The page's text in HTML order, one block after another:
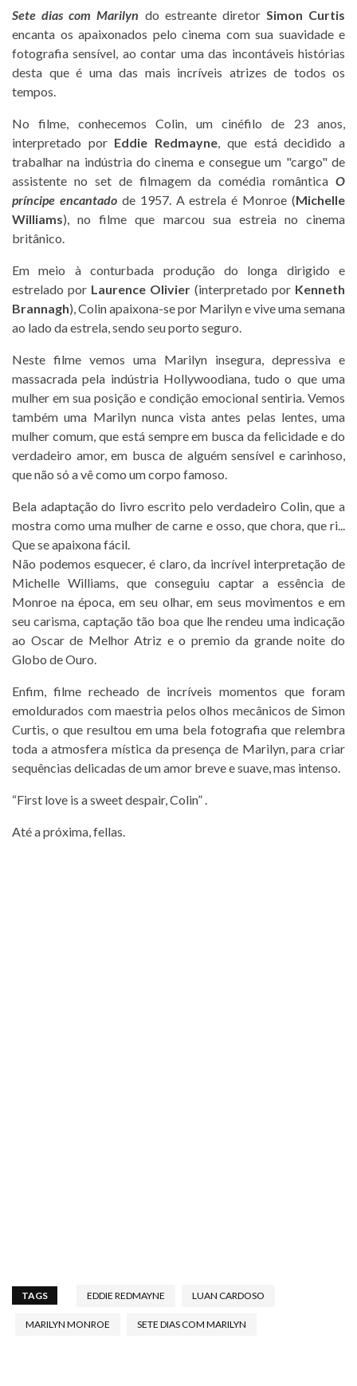
Sete dias com Marilyn do estreante diretor Simon Curtis
encanta os apaixonados pelo cinema com sua suavidade e
fotografia sensível, ao contar uma das incontáveis histórias
desta que é uma das mais incríveis atrizes de todos os
tempos.
No filme, conhecemos Colin, um cinéfilo de 23 anos,
interpretado por Eddie Redmayne, que está decidido a
trabalhar na indústria do cinema e consegue um "cargo" de
assistente no set de filmagem da comédia romântica O
príncipe encantadode 1957. A estrela é Monroe (Michelle
Williams), no filme que marcou sua estreia no cinema
britânico.
Em meio à conturbada produção do longa dirigido e
estrelado por Laurence Olivier (interpretado por Kenneth
Brannagh), Colin apaixona-se por Marilyn e vive uma semana
ao lado da estrela, sendo seu porto seguro.
Neste filme vemos uma Marilyn insegura, depressiva e
massacrada pela indústria Hollywoodiana, tudo o que uma
mulher em sua posição e condição emocional sentiria. Vemos
também uma Marilyn nunca vista antes pelas lentes, uma
mulher comum, que está sempre em busca da felicidade e do
verdadeiro amor, em busca de alguém sensível e carinhoso,
que não só a vê como um corpo famoso.
Bela adaptação do livro escrito pelo verdadeiro Colin, que a
mostra como uma mulher de carne e osso, que chora, que ri...
Que se apaixona fácil.
Não podemos esquecer, é claro, da incrível interpretação de
Michelle Williams, que conseguiu captar a essência de
Monroe na época, em seu olhar, em seus movimentos e em
seu carisma, captação tão boa que lhe rendeu uma indicação
ao Oscar de Melhor Atriz e o premio da grande noite do
Globo de Ouro.
Enfim, filme recheado de incríveis momentos que foram
emoldurados com maestria pelos olhos mecânicos de Simon
Curtis, o que resultou em uma bela fotografia que relembra
toda a atmosfera mística da presença de Marilyn, para criar
sequências delicadas de um amor breve e suave, mas intenso.
“First love is a sweet despair, Colin” .
Até a próxima, fellas.
TAGS EDDIE REDMAYNE LUAN CARDOSO
MARILYN MONROE SETE DIAS COM MARILYN